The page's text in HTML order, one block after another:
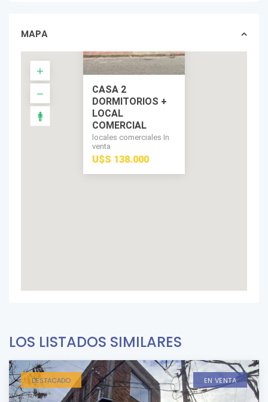
MAPA
U$S 138.000
CASA 2
DORMITORIOS +
LOCAL
COMERCIAL
locales comerciales In
venta
U$S 138.000
LOS LISTADOS SIMILARES
DESTACADO EN VENTA